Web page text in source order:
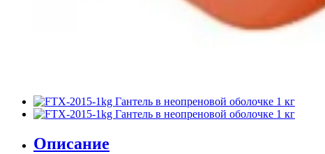
Описание